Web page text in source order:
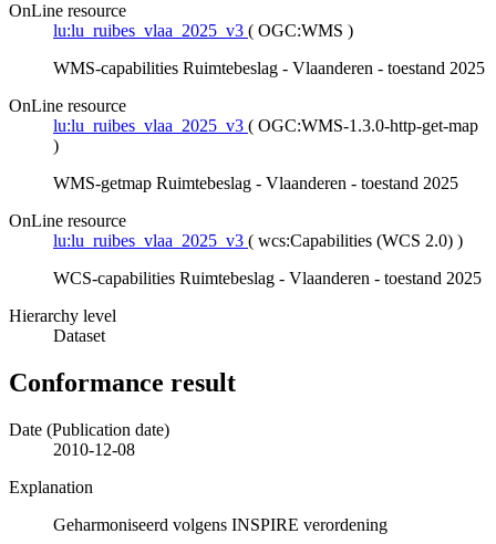
OnLine resource
lu:lu_ruibes_vlaa_2025_v3 ( OGC:WMS )
WMS-capabilities Ruimtebeslag - Vlaanderen - toestand 2025
OnLine resource
lu:lu_ruibes_vlaa_2025_v3 ( OGC:WMS-1.3.0-http-get-map
)
WMS-getmap Ruimtebeslag - Vlaanderen - toestand 2025
OnLine resource
lu:lu_ruibes_vlaa_2025_v3 ( wcs:Capabilities (WCS 2.0) )
WCS-capabilities Ruimtebeslag - Vlaanderen - toestand 2025
Hierarchy level
Dataset
Conformance result
Date (Publication date)
2010-12-08
Explanation
Geharmoniseerd volgens INSPIRE verordening